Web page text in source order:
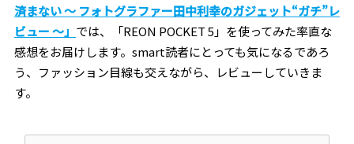
済まない 〜 フォトグラファー田中利幸のガジェット“ガチ”レ
ビュー 〜」 では、「REON POCKET 5」を使ってみた率直な
感想をお届けします。smart読者にとっても気になるであろ
う、ファッション目線も交えながら、レビューしていきま
す。